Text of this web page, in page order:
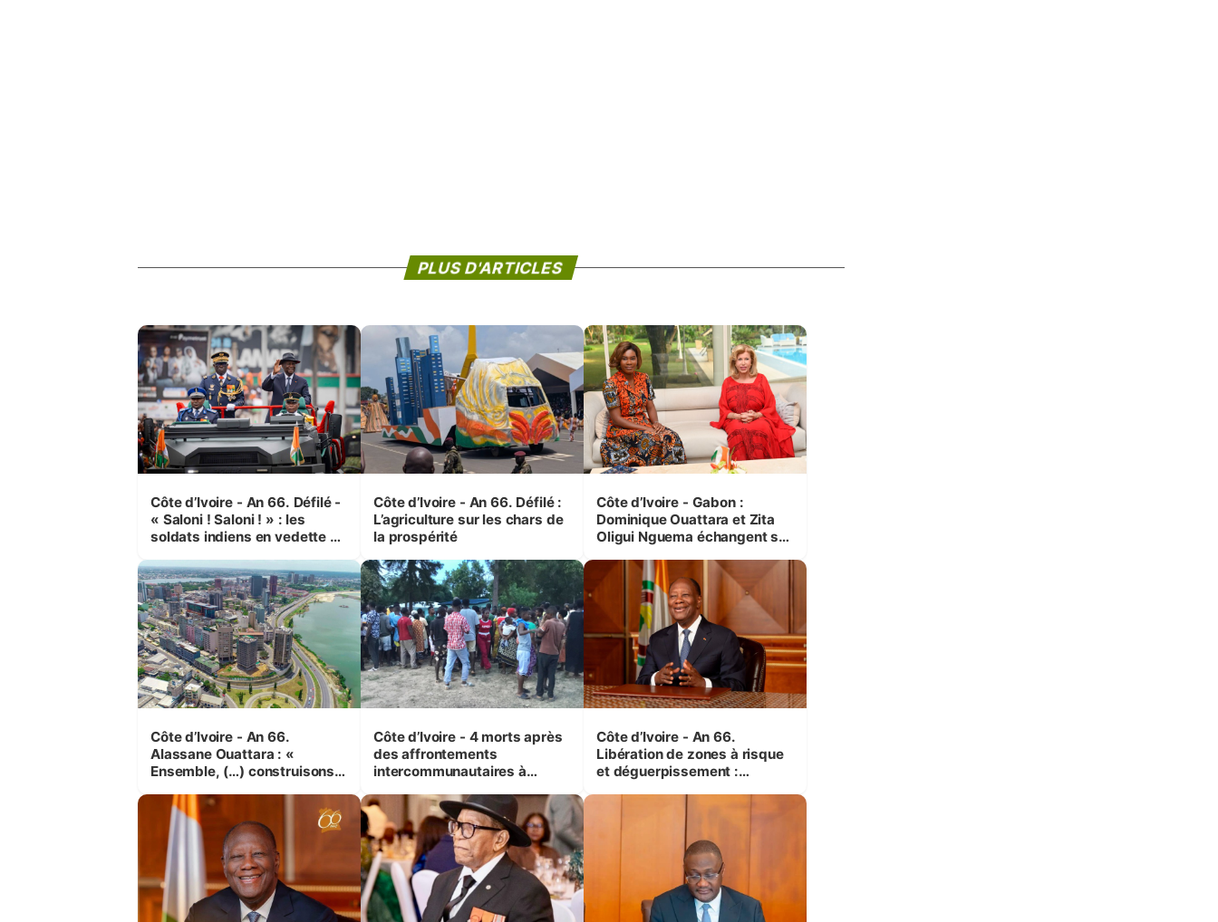
PLUS D'ARTICLES
Côte d’Ivoire - An 66. Défilé -
« Saloni ! Saloni ! » : les
soldats indiens en vedette à
Côte d’Ivoire - An 66. Défilé :
L’agriculture sur les chars de
la prospérité
Côte d’Ivoire - Gabon :
Dominique Ouattara et Zita
Oligui Nguema échangent sur
femmes et des enfants
Côte d’Ivoire - An 66.
Alassane Ouattara : «
Ensemble, (…) construisons
mêmes et pour les
générations futures »
Côte d’Ivoire - 4 morts après
des affrontements
intercommunautaires à
correspondant au milieu des
sinistrés
Côte d’Ivoire - An 66.
Libération de zones à risque
et déguerpissement :
respect de l'Etat de droit pour
préserver les vies humaines